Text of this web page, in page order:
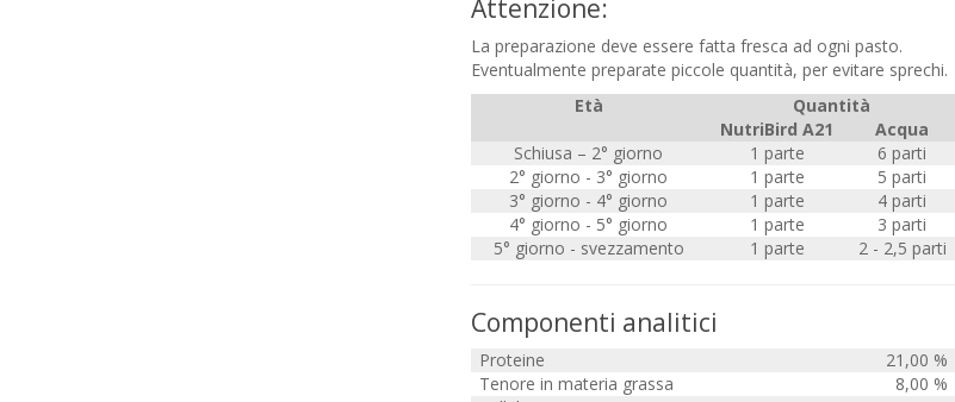
Attenzione:
La preparazione deve essere fatta fresca ad ogni pasto.
Eventualmente preparate piccole quantità, per evitare sprechi.
Età
Quantità
NutriBird A21
Acqua
Schiusa – 2° giorno
1 parte
6 parti
2° giorno - 3° giorno
1 parte
5 parti
3° giorno - 4° giorno
1 parte
4 parti
4° giorno - 5° giorno
1 parte
3 parti
5° giorno - svezzamento
1 parte 2 - 2,5 parti
Componenti analitici
Proteine
21,00 %
Tenore in materia grassa
8,00 %